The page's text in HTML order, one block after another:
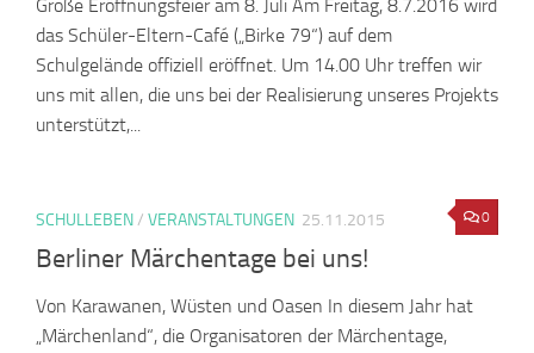
Große Eröffnungsfeier am 8. Juli Am Freitag, 8.7.2016 wird
das Schüler-Eltern-Café („Birke 79“) auf dem
Schulgelände offiziell eröffnet. Um 14.00 Uhr treffen wir
uns mit allen, die uns bei der Realisierung unseres Projekts
unterstützt,...
0
SCHULLEBEN/ VERANSTALTUNGEN 25.11.2015
Berliner Märchentage bei uns!
Von Karawanen, Wüsten und Oasen In diesem Jahr hat
„Märchenland“, die Organisatoren der Märchentage,